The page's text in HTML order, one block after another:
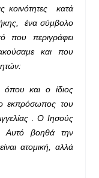
κοινότητες κατά
ένα σύμβολο
που περιγράφει
και που
όπου και ο ίδιος
ο εκπρόσωπος του
. Ο Ιησούς
Αυτό βοηθά την
ατομική, αλλά